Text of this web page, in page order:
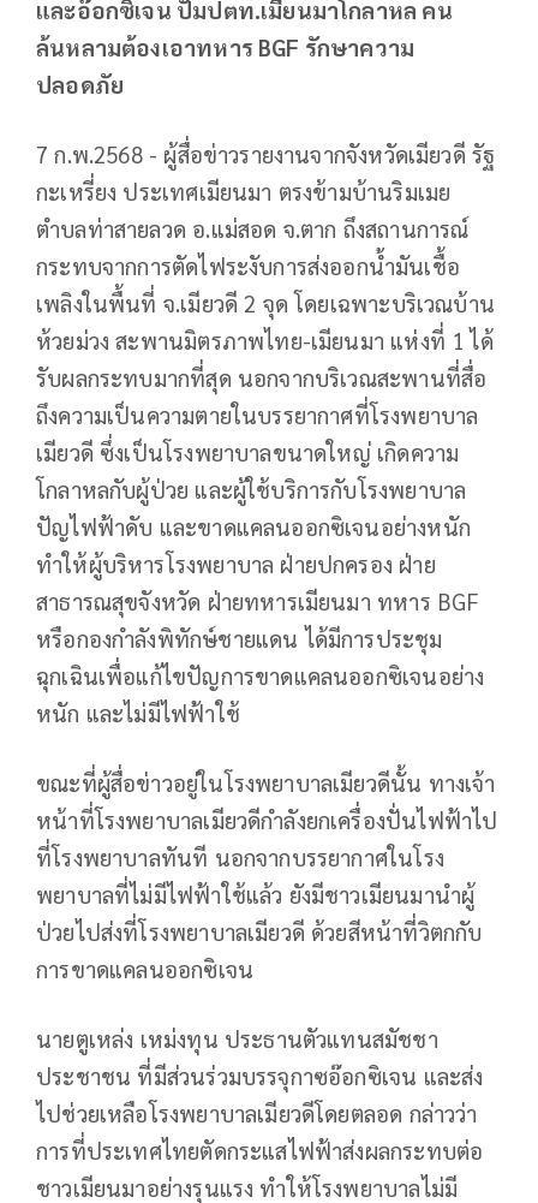
และอ๊อกซิเจน ปั้มปตท.เมียนมาโกลาหล คน
ล้นหลามต้องเอาทหาร BGF รักษาความ
ปลอดภัย
7 ก.พ.2568 - ผู้สื่อข่าวรายงานจากจังหวัดเมียวดี รัฐ
กะเหรี่ยง ประเทศเมียนมา ตรงข้ามบ้านริมเมย
ตำบลท่าสายลวด อ.แม่สอด จ.ตาก ถึงสถานการณ์
กระทบจากการตัดไฟระงับการส่งออกน้ำมันเชื้อ
เพลิงในพื้นที่ จ.เมียวดี 2 จุด โดยเฉพาะบริเวณบ้าน
ห้วยม่วง สะพานมิตรภาพไทย-เมียนมา แห่งที่ 1 ได้
รับผลกระทบมากที่สุด นอกจากบริเวณสะพานที่สื่อ
ถึงความเป็นความตายในบรรยากาศที่โรงพยาบาล
เมียวดี ซึ่งเป็นโรงพยาบาลขนาดใหญ่ เกิดความ
โกลาหลกับผู้ป่วย และผู้ใช้บริการกับโรงพยาบาล
ปัญไฟฟ้าดับ และขาดแคลนออกซิเจนอย่างหนัก
ทำให้ผู้บริหารโรงพยาบาล ฝ่ายปกครอง ฝ่าย
สาธารณสุขจังหวัด ฝ่ายทหารเมียนมา ทหาร BGF
หรือกองกำลังพิทักษ์ชายแดน ได้มีการประชุม
ฉุกเฉินเพื่อแก้ไขปัญการขาดแคลนออกซิเจนอย่าง
หนัก และไม่มีไฟฟ้าใช้
ขณะที่ผู้สื่อข่าวอยู่ในโรงพยาบาลเมียวดีนั้น ทางเจ้า
หน้าที่โรงพยาบาลเมียวดีกำลังยกเครื่องปั่นไฟฟ้าไป
ที่โรงพยาบาลทันที นอกจากบรรยากาศในโรง
พยาบาลที่ไม่มีไฟฟ้าใช้แล้ว ยังมีชาวเมียนมานำผู้
ป่วยไปส่งที่โรงพยาบาลเมียวดี ด้วยสีหน้าที่วิตกกับ
การขาดแคลนออกซิเจน
นายตูเหล่ง เหม่งทุน ประธานตัวแทนสมัชชา
ประชาชน ที่มีส่วนร่วมบรรจุกาซอ๊อกซิเจน และส่ง
ไปช่วยเหลือโรงพยาบาลเมียวดีโดยตลอด กล่าวว่า
การที่ประเทศไทยตัดกระแสไฟฟ้าส่งผลกระทบต่อ
ชาวเมียนมาอย่างรุนแรง ทำให้โรงพยาบาลไม่มี